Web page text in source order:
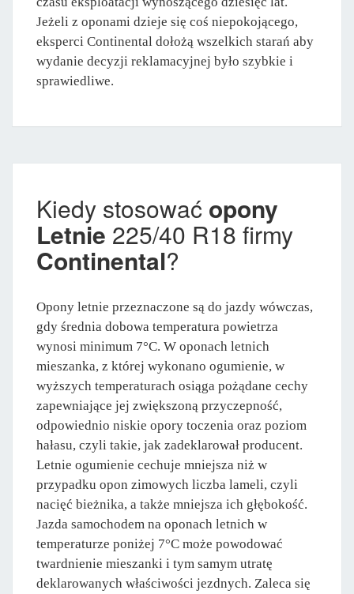
Jeżeli z oponami dzieje się coś niepokojącego,
eksperci Continental dołożą wszelkich starań aby
wydanie decyzji reklamacyjnej było szybkie i
sprawiedliwe.
Kiedy stosować opony
Letnie 225/40 R18 firmy
Continental?
Opony letnie przeznaczone są do jazdy wówczas,
gdy średnia dobowa temperatura powietrza
wynosi minimum 7°C. W oponach letnich
mieszanka, z której wykonano ogumienie, w
wyższych temperaturach osiąga pożądane cechy
zapewniające jej zwiększoną przyczepność,
odpowiednio niskie opory toczenia oraz poziom
hałasu, czyli takie, jak zadeklarował producent.
Letnie ogumienie cechuje mniejsza niż w
przypadku opon zimowych liczba lameli, czyli
nacięć bieżnika, a także mniejsza ich głębokość.
Jazda samochodem na oponach letnich w
temperaturze poniżej 7°C może powodować
twardnienie mieszanki i tym samym utratę
deklarowanych właściwości jezdnych. Zaleca się